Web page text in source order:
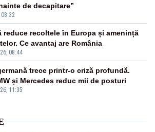
de decapitare”
08:44
reduce recoltele în Europa și amenință
Ce avantaj are România
11:35
trece printr-o criză profundă.
și Mercedes reduc mii de posturi